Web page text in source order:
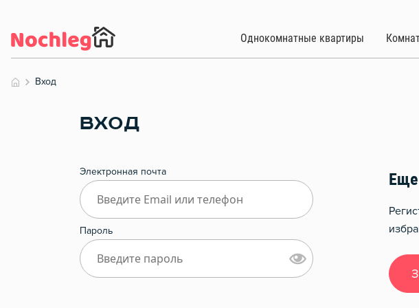
Однокомнатные квартиры
Вход
ВХОД
Электронная почта
Пароль
Еще